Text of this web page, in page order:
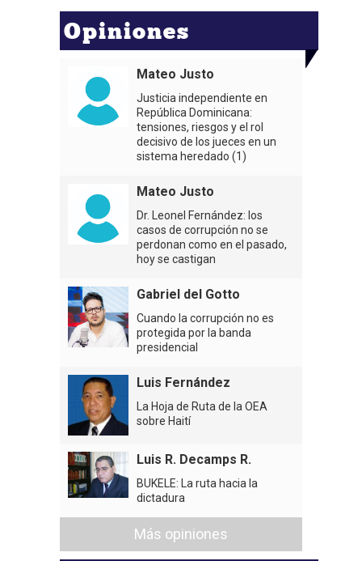
Opiniones
Mateo Justo
Justicia independiente en
República Dominicana:
tensiones, riesgos y el rol
decisivo de los jueces en un
sistema heredado (1)
Mateo Justo
Dr. Leonel Fernández: los
casos de corrupción no se
perdonan como en el pasado,
hoy se castigan
Gabriel del Gotto
Cuando la corrupción no es
protegida por la banda
presidencial
Luis Fernández
La Hoja de Ruta de la OEA
sobre Haití
Luis R. Decamps R.
BUKELE: La ruta hacia la
dictadura
Más opiniones